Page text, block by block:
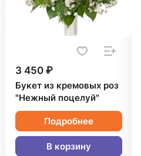
3 450 ₽
Букет из кремовых роз
"Нежный поцелуй"
Подробнее
В корзину